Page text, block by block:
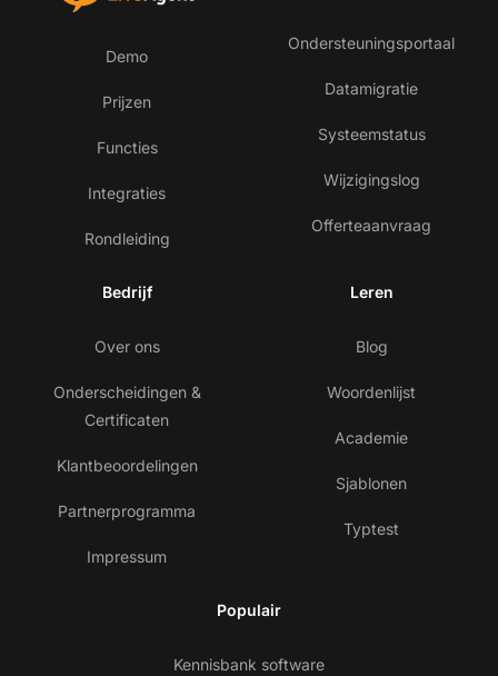
Demo
Prijzen
Functies
Integraties
Rondleiding
Ondersteuningsportaal
Datamigratie
Systeemstatus
Wijzigingslog
Offerteaanvraag
Bedrijf
Over ons
Onderscheidingen &
Certificaten
Klantbeoordelingen
Partnerprogramma
Impressum
Leren
Blog
Woordenlijst
Academie
Sjablonen
Typtest
Populair
Kennisbank software